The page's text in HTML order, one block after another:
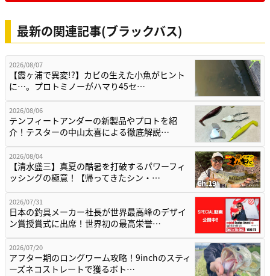
最新の関連記事(ブラックバス)
2026/08/07
【霞ヶ浦で異変!?】カビの生えた小魚がヒント
に…。プロトミノーがハマり45セ…
2026/08/06
テンフィートアンダーの新製品やプロトを紹
介！テスターの中山太喜による徹底解説…
2026/08/04
【清水盛三】真夏の酷暑を打破するパワーフィ
ッシングの極意！【帰ってきたシン・…
2026/07/31
日本の釣具メーカー社長が世界最高峰のデザイ
ン賞授賞式に出席！世界初の最高栄誉…
2026/07/20
アフター期のロングワーム攻略！9inchのスティ
ーズネコストレートで獲るボト…